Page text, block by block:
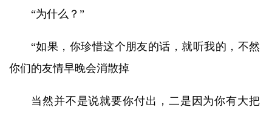
“为什么？”
“如果，你珍惜这个朋友的话，就听我的，不然
你们的友情早晚会消散掉
当然并不是说就要你付出，二是因为你有大把